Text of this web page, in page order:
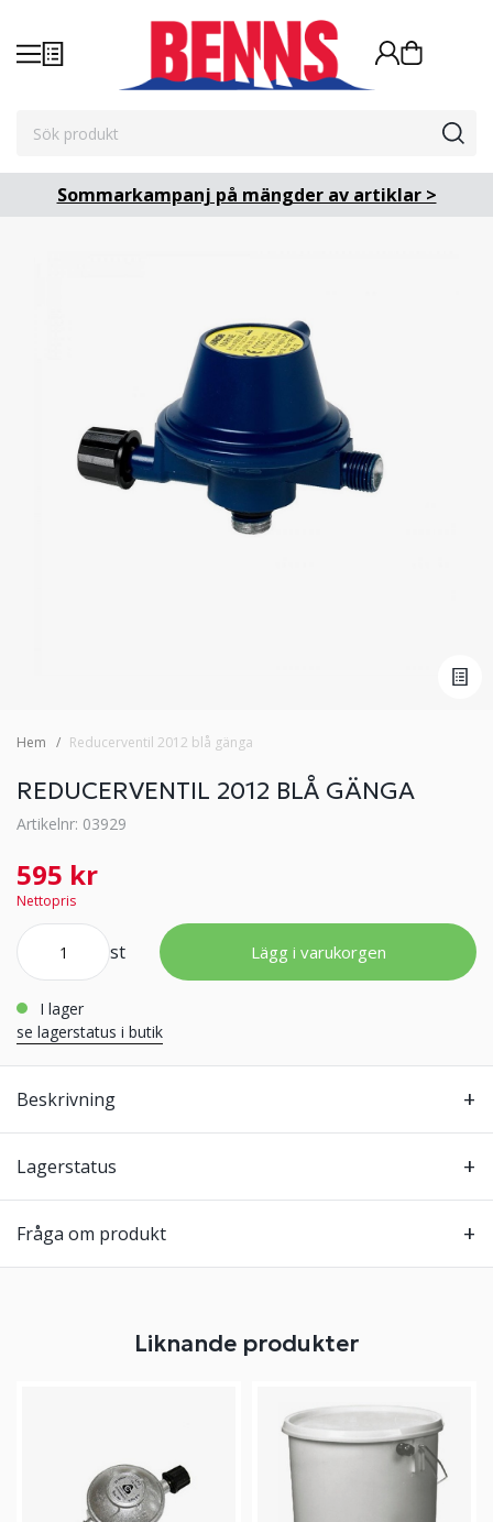
Sommarkampanj på mängder av artiklar >
Hem Reducerventil 2012 blå gänga
REDUCERVENTIL 2012 BLÅ GÄNGA
Artikelnr: 03929
595 kr
Nettopris
st Lägg i varukorgen
i lager
se lagerstatus i butik
Beskrivning
Lagerstatus
Fråga om produkt
Liknande produkter